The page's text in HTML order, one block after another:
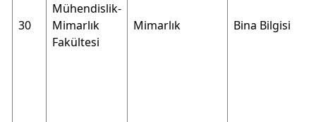
30
Mühendislik-
Mimarlık
Fakültesi
Mimarlık Bina Bilgisi